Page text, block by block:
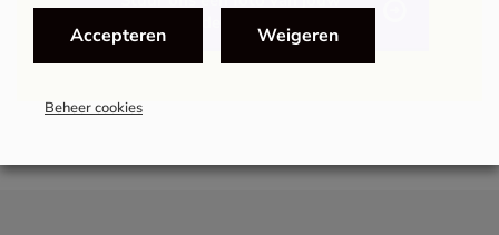
Salesmanager verkoopt nee
Mijn voertuig en ik MEER
Accepteren Weigeren
Beheer cookies